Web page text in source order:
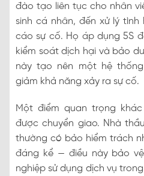
đào tạo liên tục cho nhân
sinh cá nhân, đến xử lý
cáo sự cố. Họ áp dụng 5S
kiểm soát dịch hại và bảo
này tạo nên một hệ
giảm khả năng xảy ra sự cố.
Một điểm quan trọng
được chuyển giao. Nhà
thường có bảo hiểm trách
đáng kể — điều này bảo
nghiệp sử dụng dịch vụ